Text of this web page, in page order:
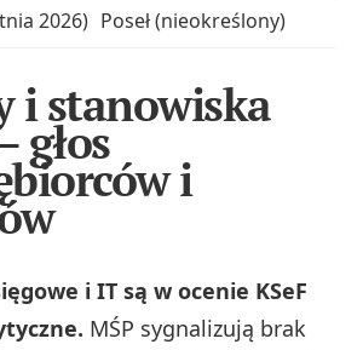
2026) Poseł (nieokreślony)
i stanowiska
głos
i
i IT są w ocenie KSeF
MŚP sygnalizują brak